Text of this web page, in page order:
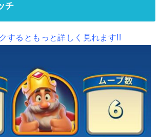
チ
するともっと詳しく見れます!!